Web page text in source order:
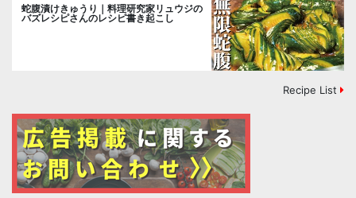
蛇腹漬けきゅうり｜料理研究家リュウジの
バズレシピさんのレシピ書き起こし
Recipe List